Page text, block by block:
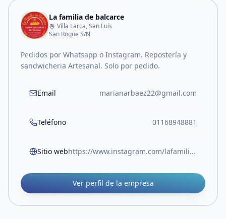
La familia de balcarce
Villa Larca, San Luis
San Roque S/N
Pedidos por Whatsapp o Instagram. Repostería y
sandwicheria Artesanal. Solo por pedido.
Email marianarbaez22@gmail.com
Teléfono 01168948881
Sitio web https://www.instagram.com/lafamiliadebalcarce?igsh=bm9kbWNvZmtseGo5
Ver perfil de la empresa